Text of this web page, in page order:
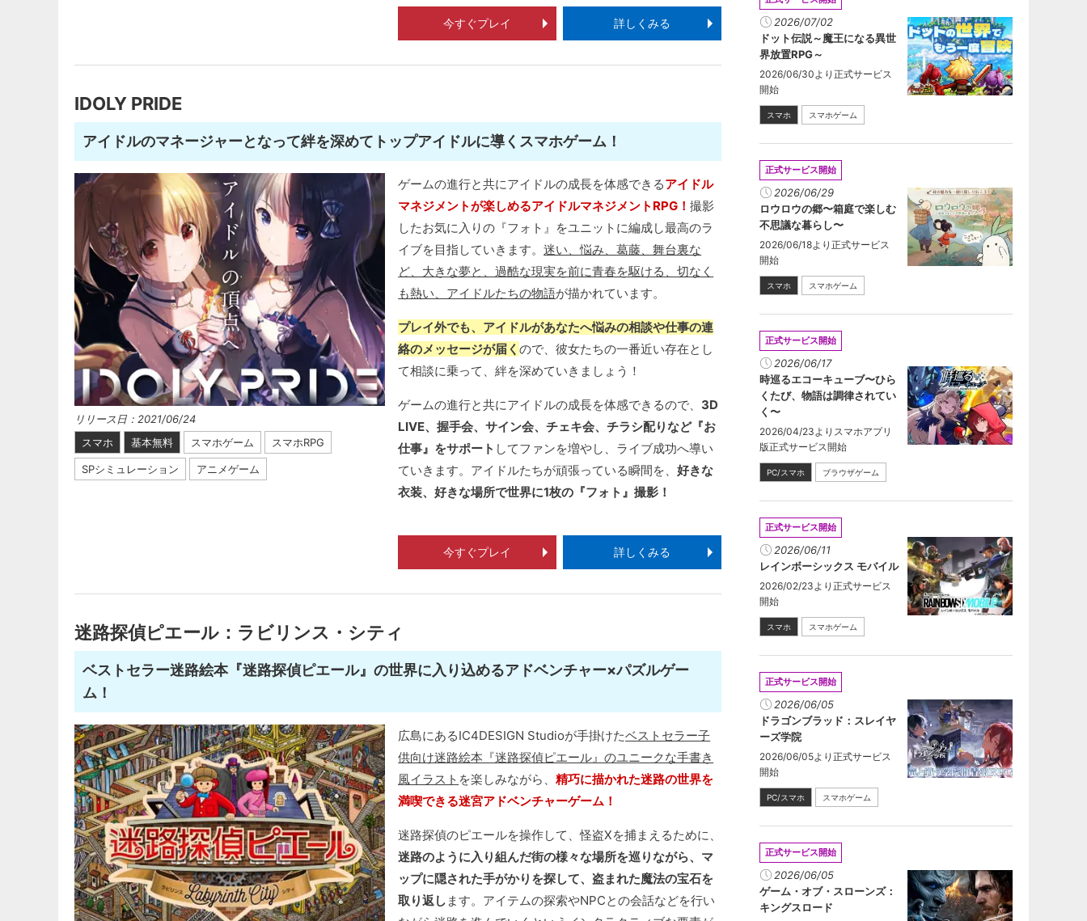
今すぐプレイ 詳しくみる
IDOLY PRIDE
アイドルのマネージャーとなって絆を深めてトップアイドルに導くスマホゲーム！
リリース日：2021/06/24
スマホ
基本無料 スマホゲーム スマホRPG
SPシミュレーション アニメゲーム
ゲームの進行と共にアイドルの成長を体感できるアイドル
マネジメントが楽しめるアイドルマネジメントRPG！撮影
したお気に入りの『フォト』をユニットに編成し最高のラ
イブを目指していきます。迷い、悩み、葛藤、舞台裏な
ど、大きな夢と、過酷な現実を前に青春を駆ける、切なく
も熱い、アイドルたちの物語が描かれています。
プレイ外でも、アイドルがあなたへ悩みの相談や仕事の連
絡のメッセージが届くので、彼女たちの一番近い存在とし
て相談に乗って、絆を深めていきましょう！
ゲームの進行と共にアイドルの成長を体感できるので、 3D
LIVE、握手会、サイン会、チェキ会、チラシ配りなど『お
仕事』をサポート してファンを増やし、ライブ成功へ導い
ていきます。アイドルたちが頑張っている瞬間を、好きな
衣装、好きな場所で世界に1枚の『フォト』撮影！
今すぐプレイ 詳しくみる
迷路探偵ピエール：ラビリンス・シティ
ベストセラー迷路絵本『迷路探偵ピエール』の世界に入り込めるアドベンチャー×パズルゲー
ム！
広島にあるIC4DESIGN Studioが手掛けたベストセラー子
供向け迷路絵本『迷路探偵ピエール』のユニークな手書き
風イラスト を楽しみながら、精巧に描かれた迷路の世界を
満喫できる迷宮アドベンチャーゲーム！
迷路探偵のピエールを操作して、怪盗Xを捕まえるために、
迷路のように入り組んだ街の様々な場所を巡りながら、マ
ップに隠された手がかりを探して、盗まれた魔法の宝石を
取り返し ます。アイテムの探索やNPCとの会話などを行い
2026/07/02
ドット伝説～魔王になる異世
界放置RPG～
2026/06/30より正式サービス
開始
スマホ スマホゲーム
正式サービス開始
2026/06/29
ロウロウの郷〜箱庭で楽しむ
不思議な暮らし〜
2026/06/18より正式サービス
開始
スマホ スマホゲーム
正式サービス開始
2026/06/17
時巡るエコーキューブ〜ひら
くたび、物語は調律されてい
く〜
2026/04/23よりスマホアプリ
版正式サービス開始
PC/スマホ ブラウザゲーム
正式サービス開始
2026/06/11
レインボーシックス モバイル
2026/02/23より正式サービス
開始
スマホ スマホゲーム
正式サービス開始
2026/06/05
ドラゴンブラッド：スレイヤ
ーズ学院
2026/06/05より正式サービス
開始
PC/スマホ スマホゲーム
正式サービス開始
2026/06/05
ゲーム・オブ・スローンズ：
キングスロード